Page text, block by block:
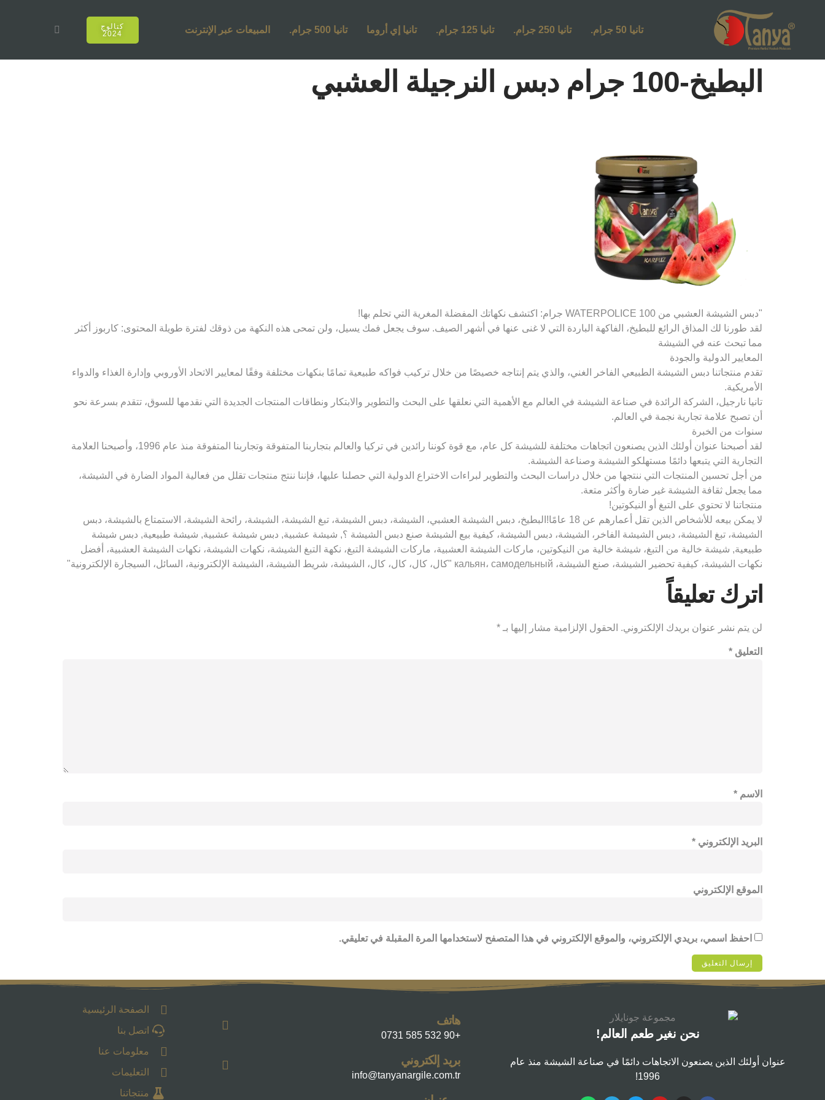
تانيا 50 جرام. تانيا 250 جرام. تانيا 125 جرام. تانيا إي أروما تانيا 500 جرام. المبيعات عبر الإنترنت
كتالوج
2024
البطيخ-100 جرام دبس النرجيلة العشبي
"دبس الشيشة العشبي من WATERPOLICE 100 جرام: اكتشف نكهاتك المفضلة المغرية التي تحلم بها!
لقد طورنا لك المذاق الرائع للبطيخ، الفاكهة الباردة التي لا غنى عنها في أشهر الصيف. سوف يجعل فمك يسيل، ولن تمحى هذه النكهة من ذوقك لفترة طويلة المحتوى: كاربوز أكثر
مما تبحث عنه في الشيشة
المعايير الدولية والجودة
تقدم منتجاتنا دبس الشيشة الطبيعي الفاخر الغني، والذي يتم إنتاجه خصيصًا من خلال تركيب فواكه طبيعية تمامًا بنكهات مختلفة وفقًا لمعايير الاتحاد الأوروبي وإدارة الغذاء والدواء
الأمريكية.
تانيا نارجيل، الشركة الرائدة في صناعة الشيشة في العالم مع الأهمية التي نعلقها على البحث والتطوير والابتكار ونطاقات المنتجات الجديدة التي نقدمها للسوق، تتقدم بسرعة نحو
أن تصبح علامة تجارية نجمة في العالم.
سنوات من الخبرة
لقد أصبحنا عنوان أولئك الذين يصنعون اتجاهات مختلفة للشيشة كل عام، مع قوة كوننا رائدين في تركيا والعالم بتجاربنا المتفوقة وتجاربنا المتفوقة منذ عام 1996، وأصبحنا العلامة
التجارية التي يتبعها دائمًا مستهلكو الشيشة وصناعة الشيشة.
من أجل تحسين المنتجات التي ننتجها من خلال دراسات البحث والتطوير لبراءات الاختراع الدولية التي حصلنا عليها، فإننا ننتج منتجات تقلل من فعالية المواد الضارة في الشيشة،
مما يجعل ثقافة الشيشة غير ضارة وأكثر متعة.
منتجاتنا لا تحتوي على التبغ أو النيكوتين!
لا يمكن بيعه للأشخاص الذين تقل أعمارهم عن 18 عامًا!البطيخ، دبس الشيشة العشبي، الشيشة، دبس الشيشة، تبغ الشيشة، الشيشة، رائحة الشيشة، الاستمتاع بالشيشة، دبس
الشيشة، تبغ الشيشة، دبس الشيشة الفاخر، الشيشة، دبس الشيشة، كيفية بيع الشيشة صنع دبس الشيشة ؟, شيشة عشبية, دبس شيشة عشبية, شيشة طبيعية, دبس شيشة
طبيعية, شيشة خالية من التبغ، شيشة خالية من النيكوتين، ماركات الشيشة العشبية، ماركات الشيشة التبغ، نكهة التبغ الشيشة، نكهات الشيشة، نكهات الشيشة العشبية، أفضل
نكهات الشيشة، كيفية تحضير الشيشة، صنع الشيشة، кальян، самодельный "كال، كال، كال، كال، الشيشة، شريط الشيشة، الشيشة الإلكترونية، السائل، السيجارة الإلكترونية"
اترك تعليقاً
لن يتم نشر عنوان بريدك الإلكتروني. الحقول الإلزامية مشار إليها بـ *
التعليق *
الاسم *
البريد الإلكتروني *
الموقع الإلكتروني
احفظ اسمي، بريدي الإلكتروني، والموقع الإلكتروني في هذا المتصفح لاستخدامها المرة المقبلة في تعليقي.
نحن نغير طعم العالم!
عنوان أولئك الذين يصنعون الاتجاهات دائمًا في صناعة الشيشة منذ عام
1996!
هاتف
+90 532 585 0731
بريد إلكتروني
info@tanyanargile.com.tr
الصفحة الرئيسية
اتصل بنا
معلومات عنا
التعليمات
منتجاتنا